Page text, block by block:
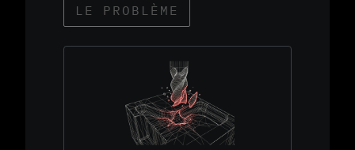
LE PROBLÈME